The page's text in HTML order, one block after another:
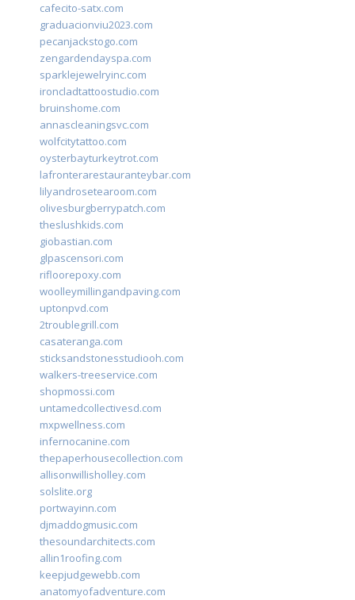
cafecito-satx.com
graduacionviu2023.com
pecanjackstogo.com
zengardendayspa.com
sparklejewelryinc.com
ironcladtattoostudio.com
bruinshome.com
annascleaningsvc.com
wolfcitytattoo.com
oysterbayturkeytrot.com
lafronterarestauranteybar.com
lilyandrosetearoom.com
olivesburgberrypatch.com
theslushkids.com
giobastian.com
glpascensori.com
rifloorepoxy.com
woolleymillingandpaving.com
uptonpvd.com
2troublegrill.com
casateranga.com
sticksandstonesstudiooh.com
walkers-treeservice.com
shopmossi.com
untamedcollectivesd.com
mxpwellness.com
infernocanine.com
thepaperhousecollection.com
allisonwillisholley.com
solslite.org
portwayinn.com
djmaddogmusic.com
thesoundarchitects.com
allin1roofing.com
keepjudgewebb.com
anatomyofadventure.com